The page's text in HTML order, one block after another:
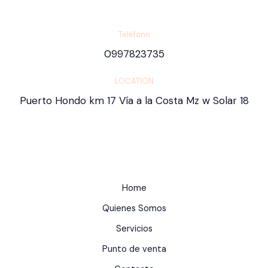
Teléfono
0997823735
LOCATION
Puerto Hondo km 17 Vía a la Costa Mz w Solar 18
Home
Quienes Somos
Servicios
Punto de venta